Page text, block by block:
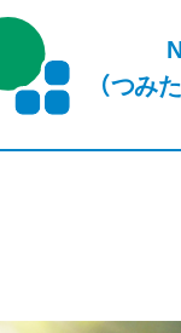
（つみ